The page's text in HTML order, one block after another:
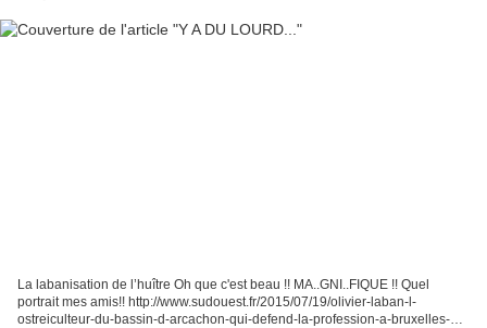
La labanisation de l’huître Oh que c'est beau !! MA..GNI..FIQUE !! Quel
portrait mes amis!! http://www.sudouest.fr/2015/07/19/olivier-laban-l-
ostreiculteur-du-bassin-d-arcachon-qui-defend-la-profession-a-bruxelles-